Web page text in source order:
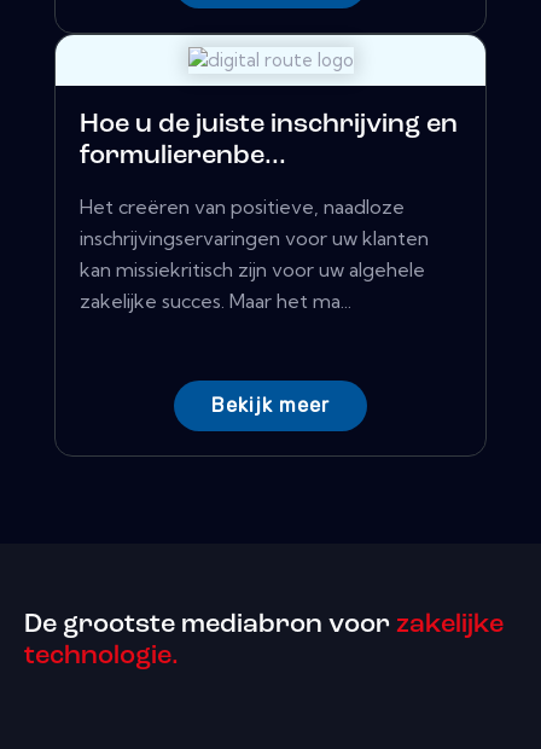
Hoe u de juiste inschrijving en
formulierenbe...
Het creëren van positieve, naadloze
inschrijvingservaringen voor uw klanten
kan missiekritisch zijn voor uw algehele
zakelijke succes. Maar het ma...
Bekijk meer
De grootste mediabron voor zakelijke
technologie.